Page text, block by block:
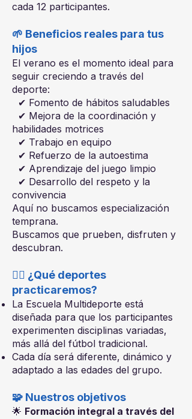
cada 12 participantes.
🌱 Beneficios reales para tus
hijos
El verano es el momento ideal para
seguir creciendo a través del
deporte:
✔ Fomento de hábitos saludables
✔ Mejora de la coordinación y
habilidades motrices
✔ Trabajo en equipo
✔ Refuerzo de la autoestima
✔ Aprendizaje del juego limpio
✔ Desarrollo del respeto y la
convivencia
Aquí no buscamos especialización
temprana.
Buscamos que prueben, disfruten y
descubran.
🏃‍♂️ ¿Qué deportes
practicaremos?
La Escuela Multideporte está
diseñada para que los participantes
experimenten disciplinas variadas,
más allá del fútbol tradicional.
Cada día será diferente, dinámico y
adaptado a las edades del grupo.
🧩 Nuestros objetivos
🌟 Formación integral a través del